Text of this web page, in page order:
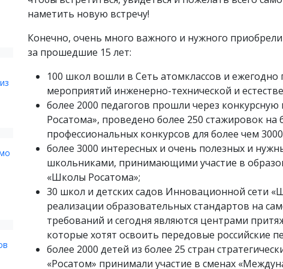
наметить новую встречу!
Конечно, очень много важного и нужного
за прошедшие 15 лет:
100 школ вошли в Сеть атомклассов и ежегодно
мероприятий инженерно-технической и
более 2000 педагогов прошли через
Росатома», проведено более 250 стажировок на
профессиональных конкурсов для более чем
более 3000 интересных и очень полезных и
школьниками, принимающими участие в
«Школы Росатома»;
30 школ и детских садов Инновационной сети
реализации образовательных стандартов на
требований и сегодня являются центрами
которые хотят освоить передовые российские
более 2000 детей из более 25 стран
«Росатом» принимали участие в сменах